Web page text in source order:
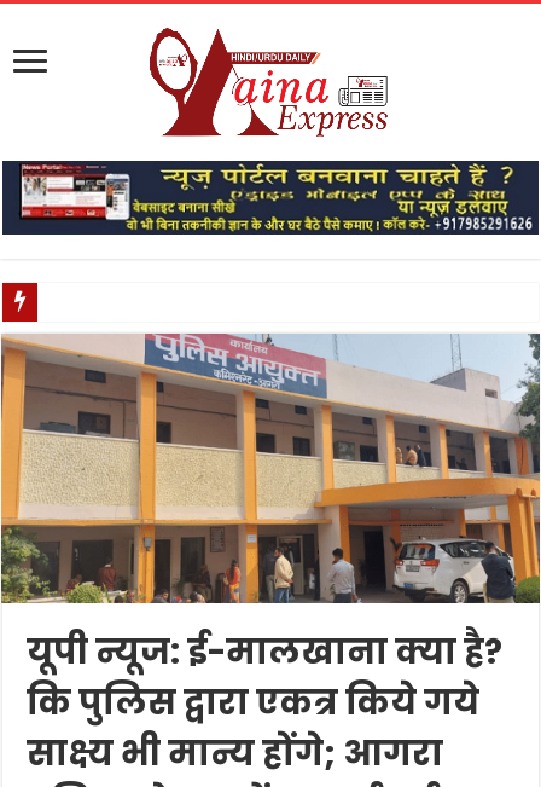
यूपी न्यूज: ई-मालखाना क्या है?
कि पुलिस द्वारा एकत्र किये गये
साक्ष्य भी मान्य होंगे; आगरा